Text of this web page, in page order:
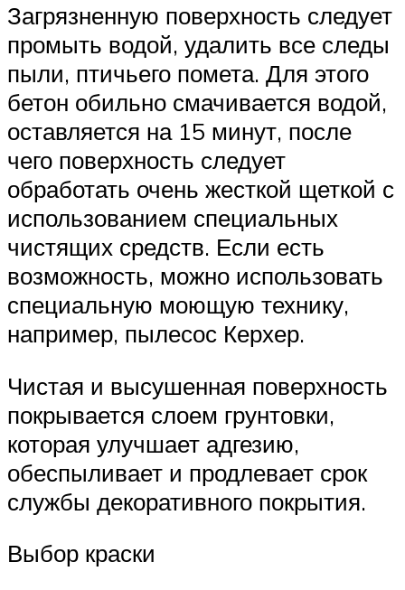
Загрязненную поверхность следует
промыть водой, удалить все следы
пыли, птичьего помета. Для этого
бетон обильно смачивается водой,
оставляется на 15 минут, после
чего поверхность следует
обработать очень жесткой щеткой с
использованием специальных
чистящих средств. Если есть
возможность, можно использовать
специальную моющую технику,
например, пылесос Керхер.
Чистая и высушенная поверхность
покрывается слоем грунтовки,
которая улучшает адгезию,
обеспыливает и продлевает срок
службы декоративного покрытия.
Выбор краски